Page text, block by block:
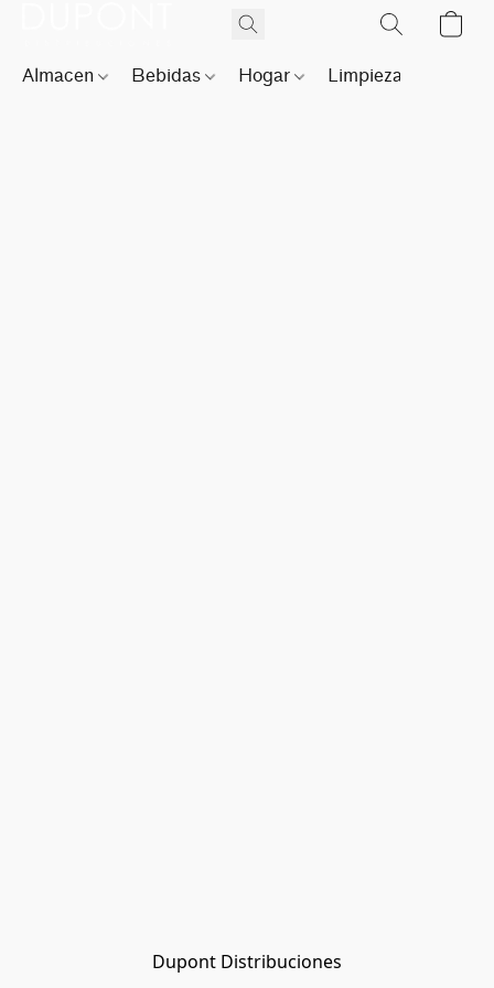
Almacen Bebidas Hogar Limpieza
Dupont Distribuciones